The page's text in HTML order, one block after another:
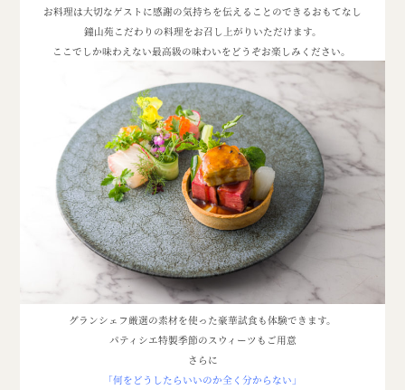
お料理は大切なゲストに感謝の気持ちを伝えることのできるおもてなし
鐘山苑こだわりの料理をお召し上がりいただけます。
ここでしか味わえない最高級の味わいをどうぞお楽しみください。
グランシェフ厳選の素材を使った豪華試食も体験できます。
パティシエ特製季節のスウィーツもご用意
さらに
「何をどうしたらいいのか全く分からない」